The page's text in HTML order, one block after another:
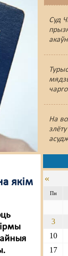
Суд
На
якім
«
Пн
3
10
17